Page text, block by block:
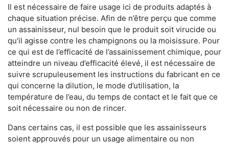
Il est nécessaire de faire usage ici de produits adaptés à
chaque situation précise. Afin de n’être perçu que comme
un assainisseur, nul besoin que le produit soit virucide ou
qu'il agisse contre les champignons ou la moisissure. Pour
ce qui est de l’efficacité de l’assainissement chimique, pour
atteindre un niveau d’efficacité élevé, il est nécessaire de
suivre scrupuleusement les instructions du fabricant en ce
qui concerne la dilution, le mode d’utilisation, la
température de l’eau, du temps de contact et le fait que ce
soit nécessaire ou non de rincer.
Dans certains cas, il est possible que les assainisseurs
soient approuvés pour un usage alimentaire ou non